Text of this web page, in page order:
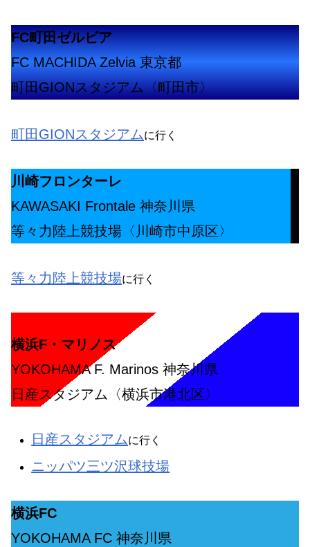
FC町田ゼルビア
FC MACHIDA Zelvia 東京都
町田GIONスタジアム〈町田市〉
町田GIONスタジアムに行く
川崎フロンターレ
KAWASAKI Frontale 神奈川県
等々力陸上競技場〈川崎市中原区〉
等々力陸上競技場に行く
横浜F・マリノス
YOKOHAMA F. Marinos 神奈川県
日産スタジアム〈横浜市港北区〉
日産スタジアムに行く
ニッパツ三ツ沢球技場
横浜FC
YOKOHAMA FC 神奈川県